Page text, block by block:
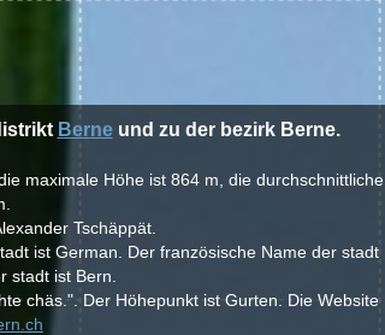
Berneund zu der bezirk Berne.
maximale Höhe ist 864 m, die durchschnittliche
Tschäppät.
ist German. Der französische Name der stadt
stadt ist Bern.
chäs.". Der Höhepunkt ist Gurten. Die Website